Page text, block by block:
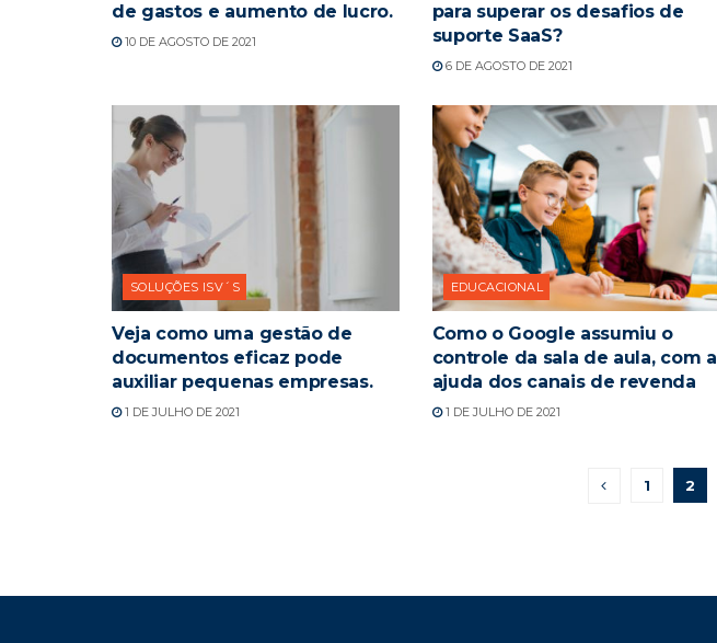
de gastos e aumento de lucro.
10 DE AGOSTO DE 2021
para superar os desafios de
suporte SaaS?
6 DE AGOSTO DE 2021
SOLUÇÕES ISV´S
Veja como uma gestão de
documentos eficaz pode
auxiliar pequenas empresas.
1 DE JULHO DE 2021
EDUCACIONAL
Como o Google assumiu o
controle da sala de aula, com a
ajuda dos canais de revenda
1 DE JULHO DE 2021
1 2